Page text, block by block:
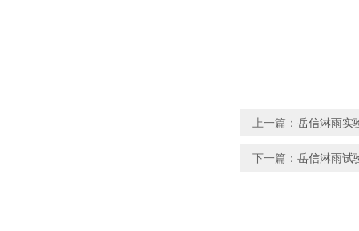
上一篇： 岳信淋雨实
下一篇： 岳信淋雨试